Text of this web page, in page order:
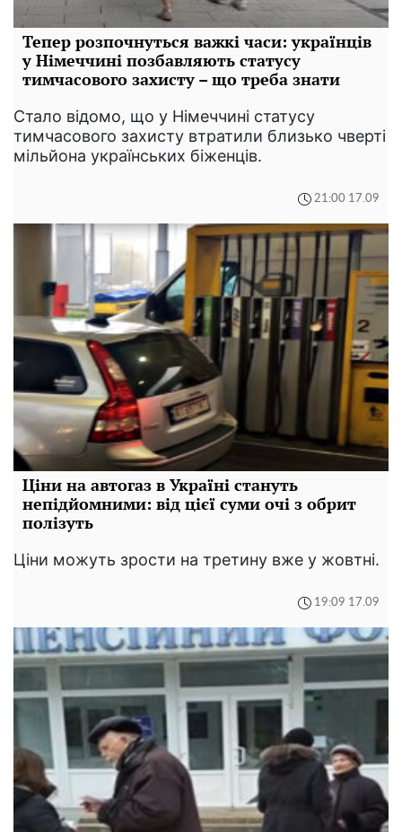
Тепер розпочнуться важкі часи: українців
у Німеччині позбавляють статусу
тимчасового захисту – що треба знати
Стало відомо, що у Німеччині статусу
тимчасового захисту втратили близько чверті
мільйона українських біженців.
21:00 17.09
Ціни на автогаз в Україні стануть
непідйомними: від цієї суми очі з обрит
полізуть
Ціни можуть зрости на третину вже у жовтні.
19:09 17.09